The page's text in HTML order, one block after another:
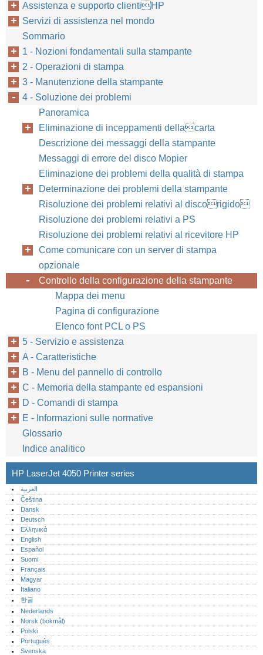
Assistenza e supporto clientiHP
Servizi di assistenza nel mondo
Sommario
1 - Nozioni fondamentali sulla stampante
2 - Operazioni di stampa
3 - Manutenzione della stampante
4 - Soluzione dei problemi
Panoramica
Eliminazione di inceppamenti dellacarta
Descrizione dei messaggi della stampante
Messaggi di errore del disco Mopier
Eliminazione dei problemi della qualità di stampa
Determinazione dei problemi della stampante
Risoluzione dei problemi relativi al discorigido
Risoluzione dei problemi relativi a PS
Risoluzione dei problemi relativi al ricevitore HP
Come comunicare con un server di stampa
opzionale
Controllo della configurazione della stampante
Mappa dei menu
Pagina di configurazione
Elenco font PCL o PS
5 - Servizio e assistenza
A - Caratteristiche
B - Menu del pannello di controllo
C - Memoria della stampante ed espansioni
D - Comandi di stampa
E - Informazioni sulle normative
Glossario
Indice analitico
HP LaserJet 4050 Printer series
العربية
Čeština
Dansk
Deutsch
Ελληνικά
English
Español
Suomi
Français
Magyar
Italiano
한글
Nederlands
Norsk (bokmål)‎
Polski
Português‎
Svenska